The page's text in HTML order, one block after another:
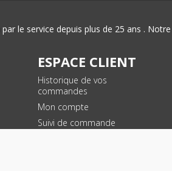
le service depuis plus de 25 ans .
ESPACE CLIENT
Historique de vos
commandes
Mon compte
Suivi de commande